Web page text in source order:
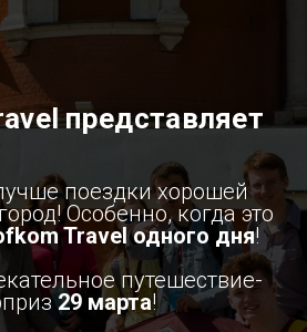
представляет
поездки хорошей
Особенно, когда это
Travel одного дня!
путешествие-
29 марта!